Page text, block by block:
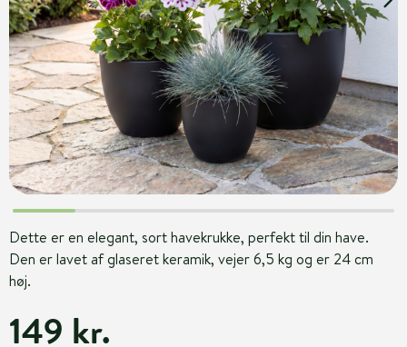
Dette er en elegant, sort havekrukke, perfekt til din have.
Den er lavet af glaseret keramik, vejer 6,5 kg og er 24 cm
høj.
149 kr.